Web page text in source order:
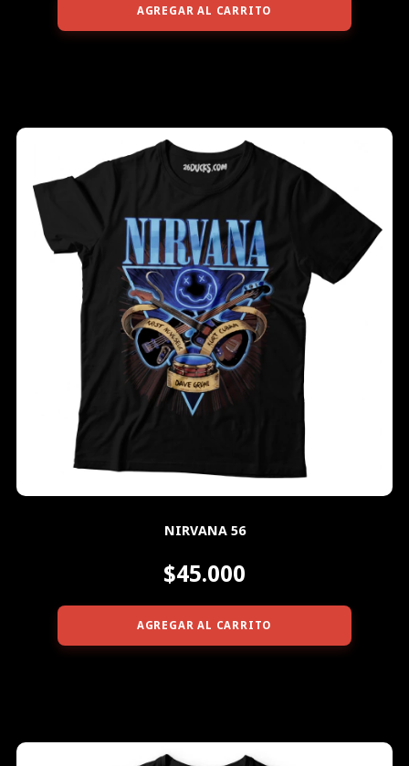
AGREGAR AL CARRITO
NIRVANA 56
$45.000
AGREGAR AL CARRITO